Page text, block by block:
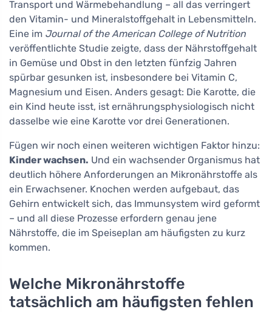
Transport und Wärmebehandlung – all das verringert
den Vitamin- und Mineralstoffgehalt in Lebensmitteln.
Eine im Journal of the American College of Nutrition
veröffentlichte Studie zeigte, dass der Nährstoffgehalt
in Gemüse und Obst in den letzten fünfzig Jahren
spürbar gesunken ist, insbesondere bei Vitamin C,
Magnesium und Eisen. Anders gesagt: Die Karotte, die
ein Kind heute isst, ist ernährungsphysiologisch nicht
dasselbe wie eine Karotte vor drei Generationen.
Fügen wir noch einen weiteren wichtigen Faktor hinzu:
Kinder wachsen. Und ein wachsender Organismus hat
deutlich höhere Anforderungen an Mikronährstoffe als
ein Erwachsener. Knochen werden aufgebaut, das
Gehirn entwickelt sich, das Immunsystem wird geformt
– und all diese Prozesse erfordern genau jene
Nährstoffe, die im Speiseplan am häufigsten zu kurz
kommen.
Welche Mikronährstoffe
tatsächlich am häufigsten fehlen